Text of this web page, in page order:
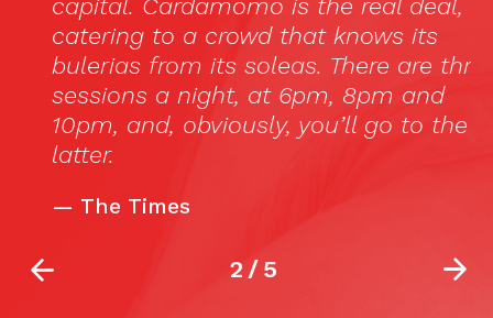
capital. Cardamomo is the real deal,
catering to a crowd that knows its
bulerias from its soleas. There are three
sessions a night, at 6pm, 8pm and
10pm, and, obviously, you’ll go to the
latter.
The Times
2/5